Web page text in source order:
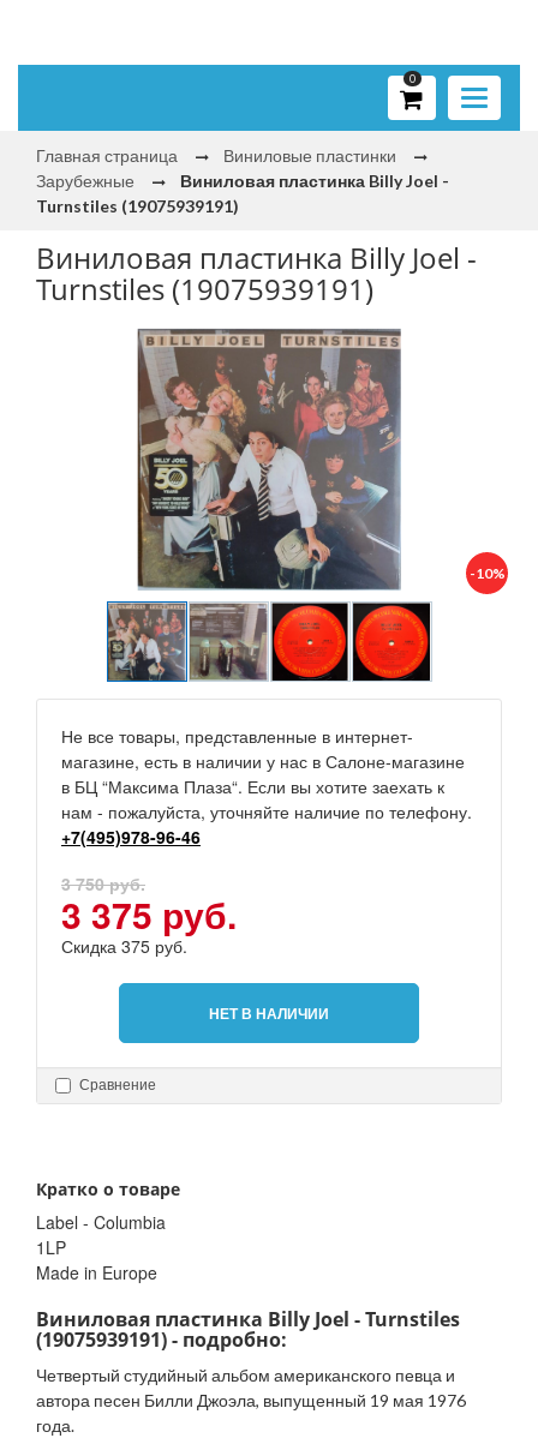
Toggle
0
Главная страница
Виниловые пластинки
Зарубежные
Виниловая пластинка Billy Joel -
Turnstiles (19075939191)
Виниловая пластинка Billy Joel -
Turnstiles (19075939191)
-10%
Не все товары, представленные в интернет-
магазине, есть в наличии у нас в Салоне-магазине
в БЦ “Максима Плаза“. Если вы хотите заехать к
нам - пожалуйста, уточняйте наличие по телефону.
+7(495)978-96-46
3 750 руб.
3 375 руб.
Скидка 375 руб.
НЕТ В НАЛИЧИИ
Сравнение
Кратко о товаре
Label - Columbia
1LP
Made in Europe
Виниловая пластинка Billy Joel - Turnstiles
(19075939191) - подробно:
Четвертый студийный альбом американского певца и
автора песен Билли Джоэла, выпущенный 19 мая 1976
года.